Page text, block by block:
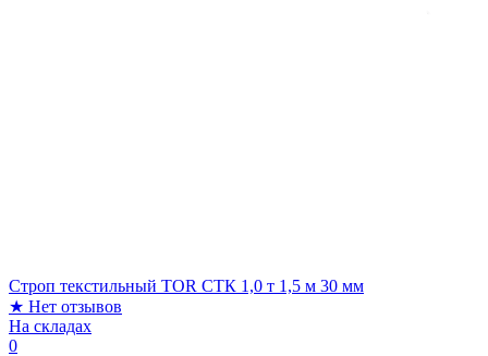
Строп текстильный TOR СТК 1,0 т 1,5 м 30 мм
★ Нет отзывов
На складах
0